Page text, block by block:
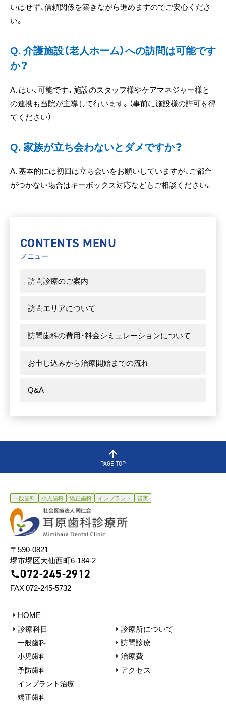
いはせず、信頼関係を築きながら進めますのでご安心くださ
い。
Q. 介護施設（老人ホーム）への訪問は可能です
か？
A. はい、可能です。施設のスタッフ様やケアマネジャー様と
の連携も当院が主導して行います。（事前に施設様の許可を得
てください）
Q. 家族が立ち会わないとダメですか？
A. 基本的には初回は立ち会いをお願いしていますが、ご都合
がつかない場合はキーボックス対応などもご相談ください。
CONTENTS MENU
メニュー
訪問診療のご案内
訪問エリアについて
訪問歯科の費用・料金シミュレーションについて
お申し込みから治療開始までの流れ
Q&A
PAGE TOP
⼀般⻭科 ⼩児⻭科 矯正⻭科 インプラント 審美
〒590-0821
堺市堺区⼤仙⻄町6-184-2
072-245-2912
FAX 072-245-5732
HOME
診療科目
一般歯科
小児歯科
予防歯科
インプラント治療
矯正歯科
診療所について
訪問診療
治療費
アクセス